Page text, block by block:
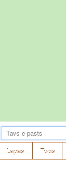
Lapas Tops